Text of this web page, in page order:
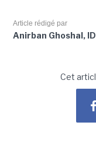
Article rédigé par
Anirban Ghoshal,
Cet